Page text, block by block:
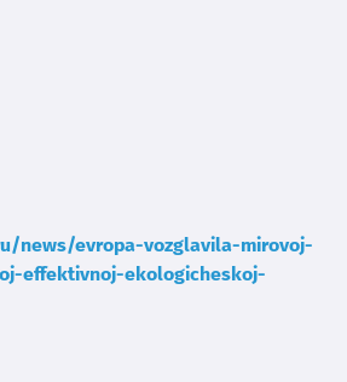
news/evropa-vozglavila-mirovoj-
effektivnoj-ekologicheskoj-